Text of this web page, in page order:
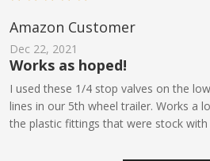
Amazon Customer
Dec 22, 2021
Works as hoped!
I used these 1/4 stop valves on the
lines in our 5th wheel trailer. Works a
the plastic fittings that were stock with